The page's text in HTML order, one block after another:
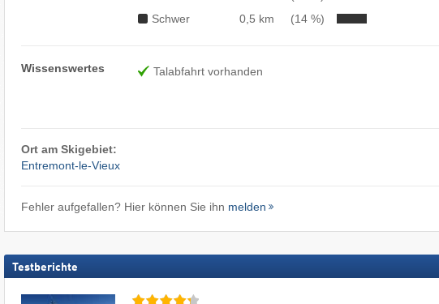
Schwer
0,5 km (14 %)
Wissenswertes Talabfahrt vorhanden
Ort am Skigebiet:
Entremont-le-Vieux
Fehler aufgefallen? Hier können Sie ihn melden
Testberichte